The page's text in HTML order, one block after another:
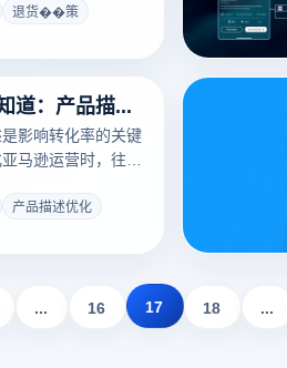
退货��策
99%的亚马逊卖家不知道：产品描述优化藏着多少转化率
影响转化率的关键
马逊运营时，往往
产品描述不仅能清
升用户的购买意
产品描述优化
... 16 17 18 ...